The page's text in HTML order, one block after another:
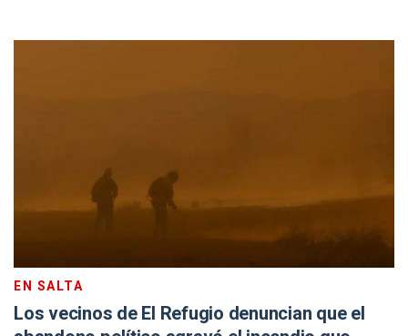
EN SALTA
Los vecinos de El Refugio denuncian que el